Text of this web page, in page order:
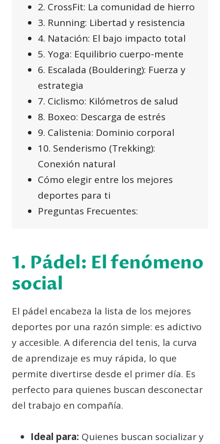
2. CrossFit: La comunidad de hierro
3. Running: Libertad y resistencia
4. Natación: El bajo impacto total
5. Yoga: Equilibrio cuerpo-mente
6. Escalada (Bouldering): Fuerza y
estrategia
7. Ciclismo: Kilómetros de salud
8. Boxeo: Descarga de estrés
9. Calistenia: Dominio corporal
10. Senderismo (Trekking):
Conexión natural
Cómo elegir entre los mejores
deportes para ti
Preguntas Frecuentes:
1. Pádel: El fenómeno
social
El pádel encabeza la lista de los mejores
deportes por una razón simple: es adictivo
y accesible. A diferencia del tenis, la curva
de aprendizaje es muy rápida, lo que
permite divertirse desde el primer día. Es
perfecto para quienes buscan desconectar
del trabajo en compañía.
Ideal para: Quienes buscan socializar y